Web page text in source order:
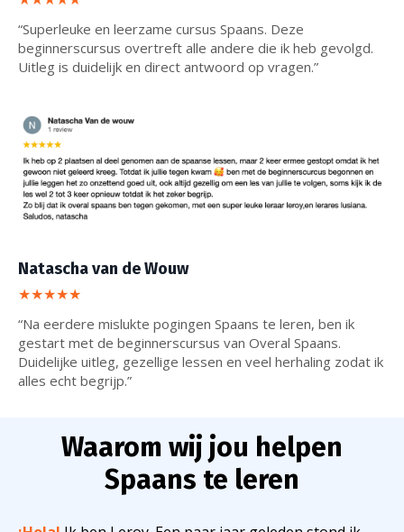
“Superleuke en leerzame cursus Spaans. Deze
beginnerscursus overtreft alle andere die ik heb gevolgd.
Uitleg is duidelijk en direct antwoord op vragen.”
Natascha van de Wouw
★★★★★
“Na eerdere mislukte pogingen Spaans te leren, ben ik
gestart met de beginnerscursus van Overal Spaans.
Duidelijke uitleg, gezellige lessen en veel herhaling zodat ik
alles echt begrijp.”
Waarom wij jou helpen
Spaans te leren